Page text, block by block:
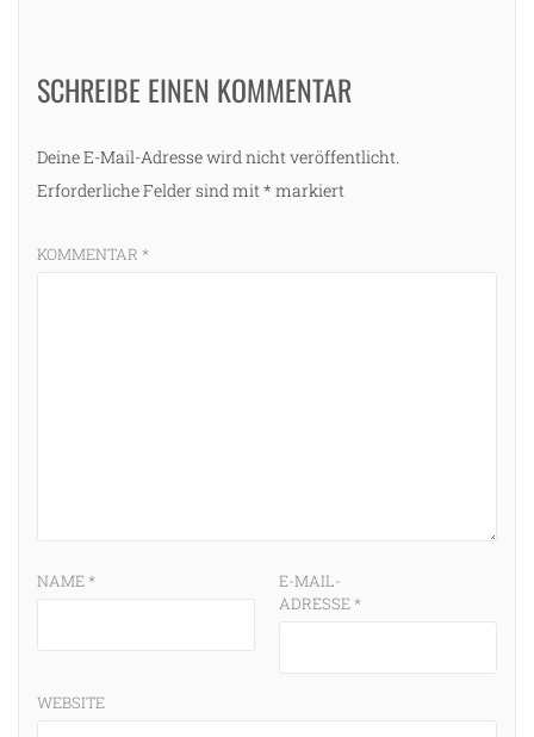
SCHREIBE EINEN KOMMENTAR
Deine E-Mail-Adresse wird nicht veröffentlicht.
Erforderliche Felder sind mit * markiert
KOMMENTAR *
NAME*
E-MAIL-
ADRESSE*
WEBSITE